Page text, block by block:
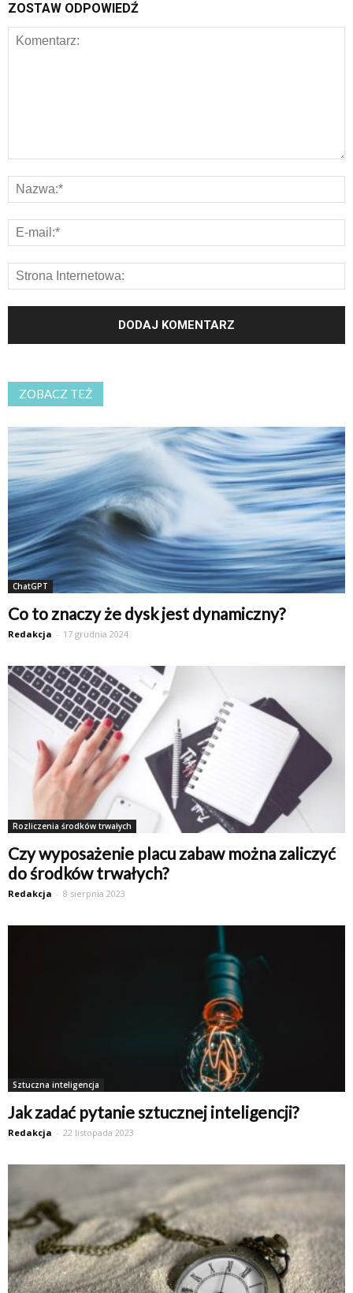
ZOSTAW ODPOWIEDŹ
ZOBACZ TEŻ
ChatGPT
Co to znaczy że dysk jest dynamiczny?
Redakcja - 17 grudnia 2024
Rozliczenia środków trwałych
Czy wyposażenie placu zabaw można zaliczyć
do środków trwałych?
Redakcja - 8 sierpnia 2023
Sztuczna inteligencja
Jak zadać pytanie sztucznej inteligencji?
Redakcja - 22 listopada 2023